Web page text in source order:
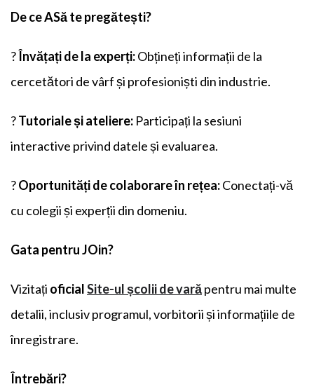
De ceASă te pregătești?
? Învățați de la experți:Obțineți informații de la
cercetători de vârf și profesioniști din industrie.
?Tutoriale și ateliere: Participați la sesiuni
interactive privind datele și evaluarea.
?Oportunități de colaborare în rețea:Conectați-vă
cu colegii și experții din domeniu.
Gata pentruJOin?
Vizitați oficialSite-ul școlii de varăpentru mai multe
detalii, inclusiv programul, vorbitorii și informațiile de
înregistrare.
Întrebări?